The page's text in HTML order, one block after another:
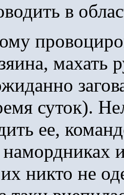
в
махать
суток).
ее,
никто не